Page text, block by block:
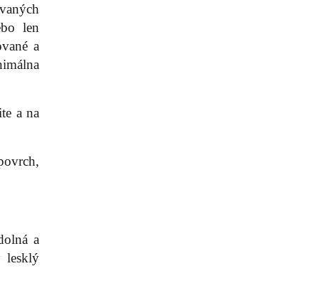
len
a
a na
a
lesklý